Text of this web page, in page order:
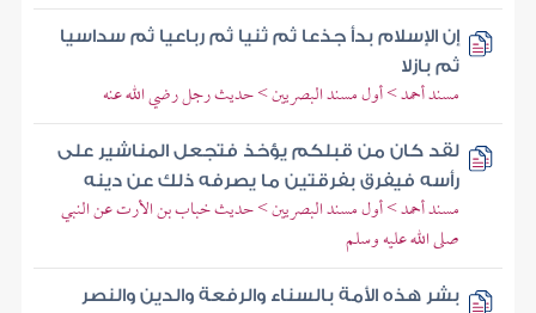
إن الإسلام بدأ جذعا ثم ثنيا ثم رباعيا ثم سداسيا
ثم بازلا
مسند أحمد > أول مسند البصريين > حديث رجل رضي الله عنه
لقد كان من قبلكم يؤخذ فتجعل المناشير على
رأسه فيفرق بفرقتين ما يصرفه ذلك عن دينه
مسند أحمد > أول مسند البصريين > حديث خباب بن الأرت عن النبي
صلى الله عليه وسلم
بشر هذه الأمة بالسناء والرفعة والدين والنصر